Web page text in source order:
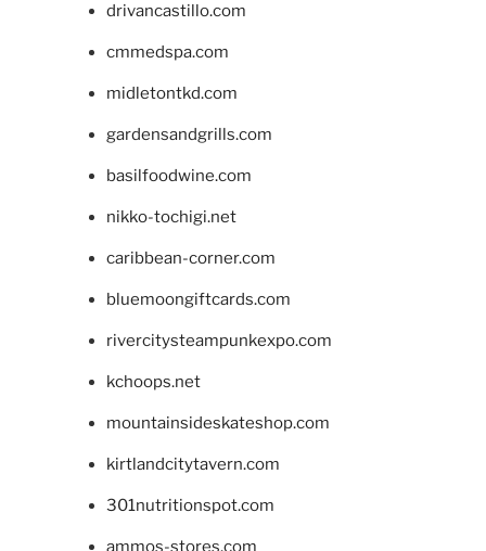
drivancastillo.com
cmmedspa.com
midletontkd.com
gardensandgrills.com
basilfoodwine.com
nikko-tochigi.net
caribbean-corner.com
bluemoongiftcards.com
rivercitysteampunkexpo.com
kchoops.net
mountainsideskateshop.com
kirtlandcitytavern.com
301nutritionspot.com
ammos-stores.com